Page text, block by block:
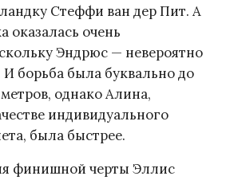
Стеффи ван дер Пит. А
оказалась очень
Эндрюс — невероятно
И борьба была буквально до
однако Алина,
индивидуального
была быстрее.
финишной черты Эллис